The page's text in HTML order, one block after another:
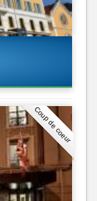
Coup de coeur